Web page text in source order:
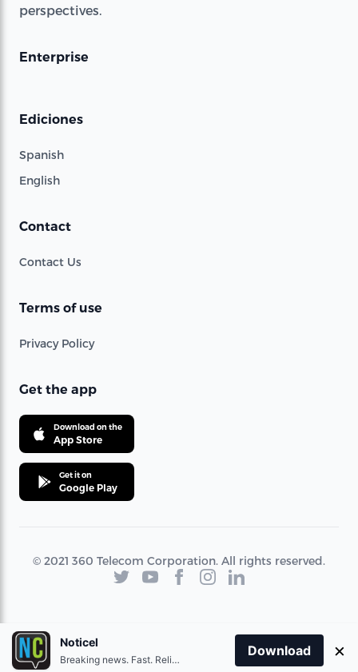
perspectives.
Enterprise
Ediciones
Spanish
English
Contact
Contact Us
Terms of use
Privacy Policy
Get the app
Download on the
App Store
Get it on
Google Play
© 2021 360 Telecom Corporation. All rights reserved.
Noticel
Breaking news. Fast. Reliable.
Download ×